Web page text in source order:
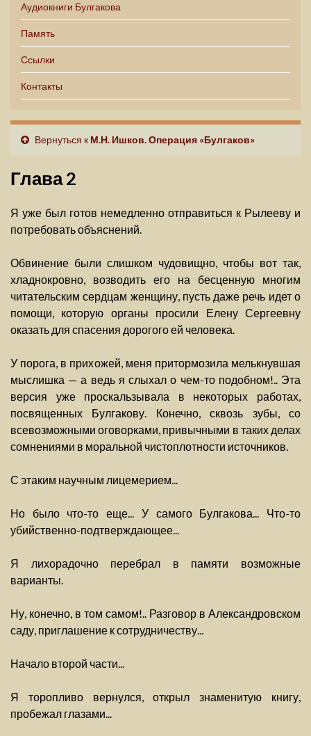
Аудиокниги Булгакова
Память
Ссылки
Контакты
Вернуться к М.Н. Ишков. Операция «Булгаков»
Глава 2
Я уже был готов немедленно отправиться к Рылееву и
потребовать объяснений.
Обвинение были слишком чудовищно, чтобы вот так,
хладнокровно, возводить его на бесценную многим
читательским сердцам женщину, пусть даже речь идет о
помощи, которую органы просили Елену Сергеевну
оказать для спасения дорогого ей человека.
У порога, в прихожей, меня притормозила мелькнувшая
мыслишка — а ведь я слыхал о чем-то подобном!.. Эта
версия уже проскальзывала в некоторых работах,
посвященных Булгакову. Конечно, сквозь зубы, со
всевозможными оговорками, привычными в таких делах
сомнениями в моральной чистоплотности источников.
С этаким научным лицемерием...
Но было что-то еще... У самого Булгакова... Что-то
убийственно-подтверждающее...
Я лихорадочно перебрал в памяти возможные
варианты.
Ну, конечно, в том самом!.. Разговор в Александровском
саду, приглашение к сотрудничеству...
Начало второй части...
Я торопливо вернулся, открыл знаменитую книгу,
пробежал глазами...